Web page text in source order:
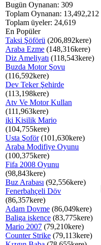
Bugün Oynanan: 309
Toplam Oynanan: 13,492,212
Toplam üyeler: 24,619
En Popüler
Taksi Şöförü (206,892kere)
Araba Ezme (148,316kere)
Diz Ameliyatı (118,543kere)
Buzda Motor Şovu
(116,592kere)
Dev Teker Şehirde
(113,198kere)
Atv Ve Motor Kullan
(111,963kere)
iki Kisilik Mario
(104,755kere)
Usta Şoför(101,630kere)
Araba Modifiye Oyunu
(100,375kere)
Fifa 2008 Oyunu
(98,843kere)
Buz Arabası (92,556kere)
Fenerbahçeli Döv
(86,357kere)
Adam Dovme (86,049kere)
Baliga iskence (83,775kere)
Mario 2007 (79,210kere)
Counter Strike (79,113kere)